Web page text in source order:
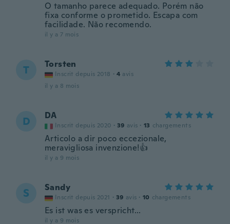
O tamanho parece adequado. Porém não
fixa conforme o prometido. Escapa com
facilidade. Não recomendo.
il y a 7 mois
T Torsten
Inscrit depuis 2018 · 4 avis
il y a 8 mois
D DA
Inscrit depuis 2020 · 39 avis · 13 chargements
Articolo a dir poco eccezionale,
meravigliosa invenzione!👍
il y a 9 mois
S Sandy
Inscrit depuis 2021 · 39 avis · 10 chargements
Es ist was es verspricht...
il y a 9 mois